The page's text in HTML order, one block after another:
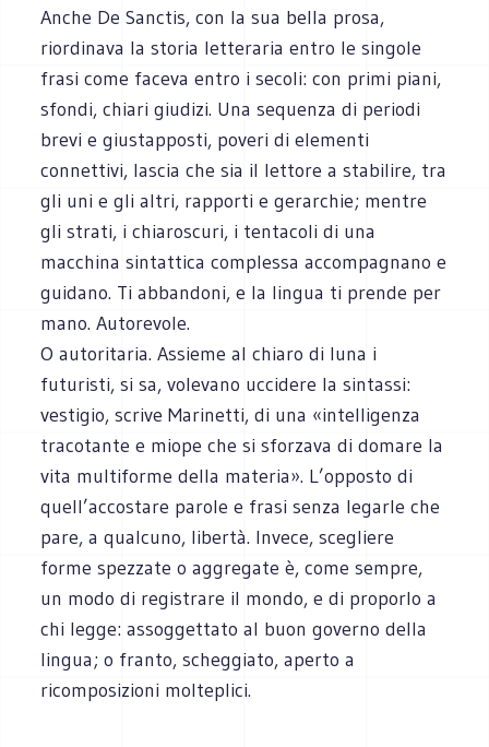
Anche De Sanctis, con la sua bella prosa,
riordinava la storia letteraria entro le singole
frasi come faceva entro i secoli: con primi piani,
sfondi, chiari giudizi. Una sequenza di periodi
brevi e giustapposti, poveri di elementi
connettivi, lascia che sia il lettore a stabilire, tra
gli uni e gli altri, rapporti e gerarchie; mentre
gli strati, i chiaroscuri, i tentacoli di una
macchina sintattica complessa accompagnano e
guidano. Ti abbandoni, e la lingua ti prende per
mano. Autorevole.
O autoritaria. Assieme al chiaro di luna i
futuristi, si sa, volevano uccidere la sintassi:
vestigio, scrive Marinetti, di una «intelligenza
tracotante e miope che si sforzava di domare la
vita multiforme della materia». L’opposto di
quell’accostare parole e frasi senza legarle che
pare, a qualcuno, libertà. Invece, scegliere
forme spezzate o aggregate è, come sempre,
un modo di registrare il mondo, e di proporlo a
chi legge: assoggettato al buon governo della
lingua; o franto, scheggiato, aperto a
ricomposizioni molteplici.